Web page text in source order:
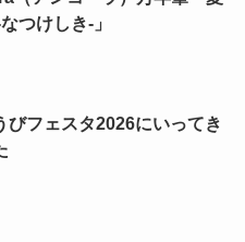
つけしき-」
びフェスタ2026にいってき